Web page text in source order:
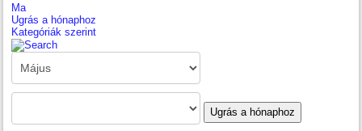
Ma
Ugrás a hónaphoz
Kategóriák szerint
Ugrás a hónaphoz